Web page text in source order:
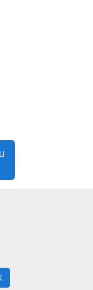
zadarmo